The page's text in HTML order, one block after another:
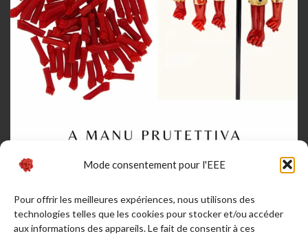
Mode consentement pour l'EEE
Pour offrir les meilleures expériences, nous utilisons des
technologies telles que les cookies pour stocker et/ou accéder
aux informations des appareils. Le fait de consentir à ces